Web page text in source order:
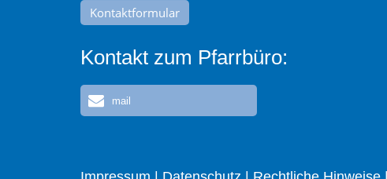
Kontaktformular
Kontakt zum Pfarrbüro:
mail